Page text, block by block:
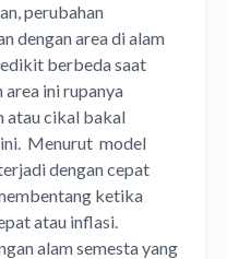
perubahan
dengan area di alam
berbeda saat
area ini rupanya
atau cikal bakal
Menurut model
dengan cepat
ketika
atau inflasi.
alam semesta yang